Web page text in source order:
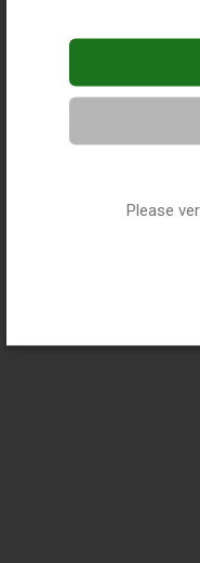
Please